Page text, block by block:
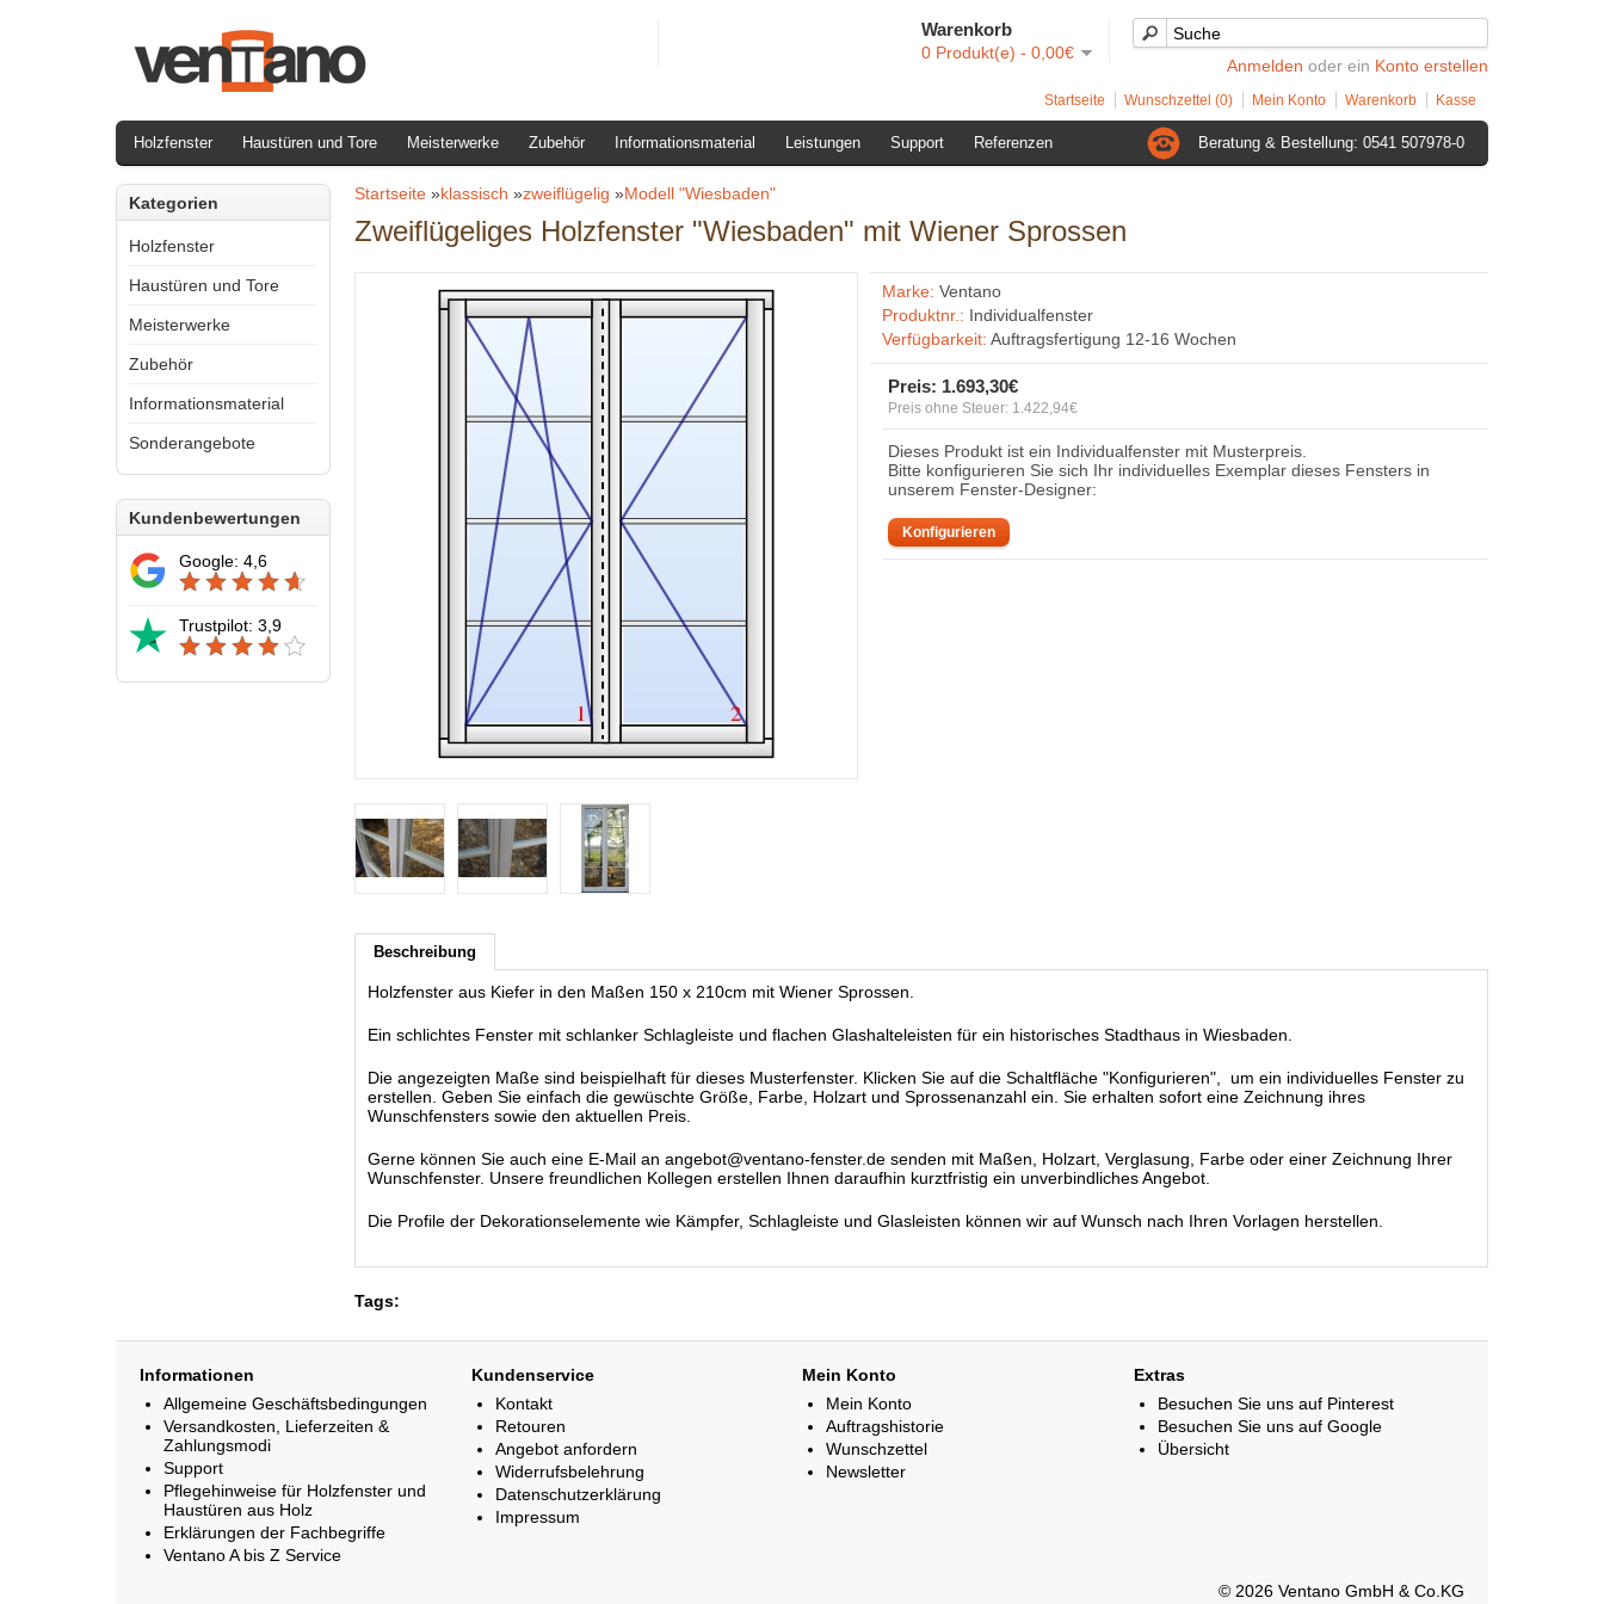
Warenkorb
0 Produkt(e) - 0,00€
Anmelden oder ein Konto erstellen
Startseite Wunschzettel (0) Mein Konto Warenkorb Kasse
Holzfenster Haustüren und Tore Meisterwerke Zubehör Informationsmaterial Leistungen Support Referenzen Beratung & Bestellung: 0541 507978-0
Kategorien
Holzfenster
Haustüren und Tore
Meisterwerke
Zubehör
Informationsmaterial
Sonderangebote
Kundenbewertungen
Google: 4,6
Trustpilot: 3,9
Startseite »klassisch »zweiflügelig »Modell "Wiesbaden"
Zweiflügeliges Holzfenster "Wiesbaden" mit Wiener Sprossen
Marke: Ventano
Produktnr.: Individualfenster
Verfügbarkeit: Auftragsfertigung 12-16 Wochen
Preis: 1.693,30€
Preis ohne Steuer: 1.422,94€
Dieses Produkt ist ein Individualfenster mit Musterpreis.
Bitte konfigurieren Sie sich Ihr individuelles Exemplar dieses Fensters in
unserem Fenster-Designer:
Beschreibung
Holzfenster aus Kiefer in den Maßen 150 x 210cm mit Wiener Sprossen.
Ein schlichtes Fenster mit schlanker Schlagleiste und flachen Glashalteleisten für ein historisches Stadthaus in Wiesbaden.
Die angezeigten Maße sind beispielhaft für dieses Musterfenster. Klicken Sie auf die Schaltfläche "Konfigurieren", um ein individuelles Fenster zu
erstellen. Geben Sie einfach die gewüschte Größe, Farbe, Holzart und Sprossenanzahl ein. Sie erhalten sofort eine Zeichnung ihres
Wunschfensters sowie den aktuellen Preis.
Gerne können Sie auch eine E-Mail an angebot@ventano-fenster.de senden mit Maßen, Holzart, Verglasung, Farbe oder einer Zeichnung Ihrer
Wunschfenster. Unsere freundlichen Kollegen erstellen Ihnen daraufhin kurztfristig ein unverbindliches Angebot.
Die Profile der Dekorationselemente wie Kämpfer, Schlagleiste und Glasleisten können wir auf Wunsch nach Ihren Vorlagen herstellen.
Tags:
Informationen
Allgemeine Geschäftsbedingungen
Versandkosten, Lieferzeiten &
Zahlungsmodi
Support
Pflegehinweise für Holzfenster und
Haustüren aus Holz
Erklärungen der Fachbegriffe
Ventano A bis Z Service
Kundenservice
Kontakt
Retouren
Angebot anfordern
Widerrufsbelehrung
Datenschutzerklärung
Impressum
Mein Konto
Mein Konto
Auftragshistorie
Wunschzettel
Newsletter
Extras
Besuchen Sie uns auf Pinterest
Besuchen Sie uns auf Google
Übersicht
© 2026 Ventano GmbH & Co.KG